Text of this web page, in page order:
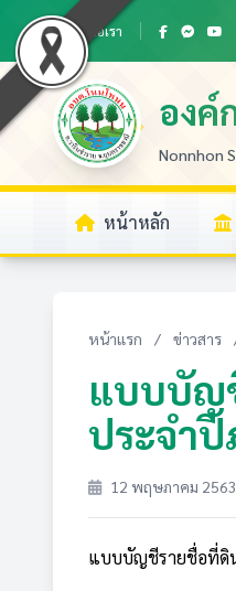
ติดต่อเรา
องค์
Nonnhon
หน้าหลัก
หน้าแรก / ข่าวสาร
แบบบัญ
ประจำ
12 พฤษภาคม 2563
แบบบัญชีรายชื่อที่ดิ